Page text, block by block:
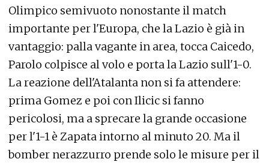
Olimpico semivuoto nonostante il match
importante per l'Europa, che la Lazio è già in
vantaggio: palla vagante in area, tocca Caicedo,
Parolo colpisce al volo e porta la Lazio sull'1-0.
La reazione dell'Atalanta non si fa attendere:
prima Gomez e poi con Ilicic si fanno
pericolosi, ma a sprecare la grande occasione
per l'1-1 è Zapata intorno al minuto 20. Ma il
bomber nerazzurro prende solo le misure per il